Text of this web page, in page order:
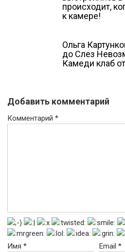
происходит,
к камере!
Ольга
до Слез
Камеди клаб
Добавить комментарий
Комментарий *
Имя * Email *